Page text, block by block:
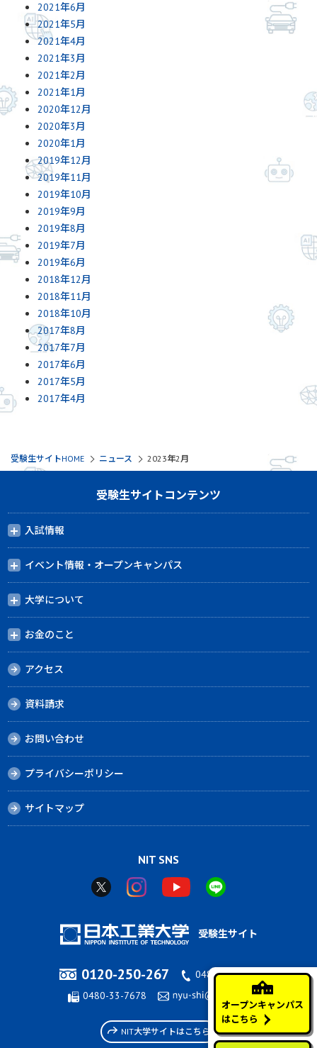
2021年6月
2021年5月
2021年4月
2021年3月
2021年2月
2021年1月
2020年12月
2020年3月
2020年1月
2019年12月
2019年11月
2019年10月
2019年9月
2019年8月
2019年7月
2019年6月
2018年12月
2018年11月
2018年10月
2017年8月
2017年7月
2017年6月
2017年5月
2017年4月
受験生サイトHOME ニュース 2023年2月
オープンキャンパス
はこちら
受験生サイトコンテンツ
入試情報
イベント情報・オープンキャンパス
大学について
お金のこと
アクセス
資料請求
お問い合わせ
プライバシーポリシー
サイトマップ
NIT SNS
受験生サイト
0120-250-267
0480-33-7676
0480-33-7678
NIT大学サイトはこちら